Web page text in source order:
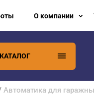
О компании
КАТАЛОГ
Автоматика для